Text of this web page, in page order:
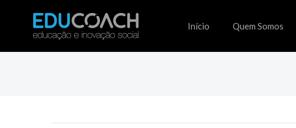
Início Quem Somos